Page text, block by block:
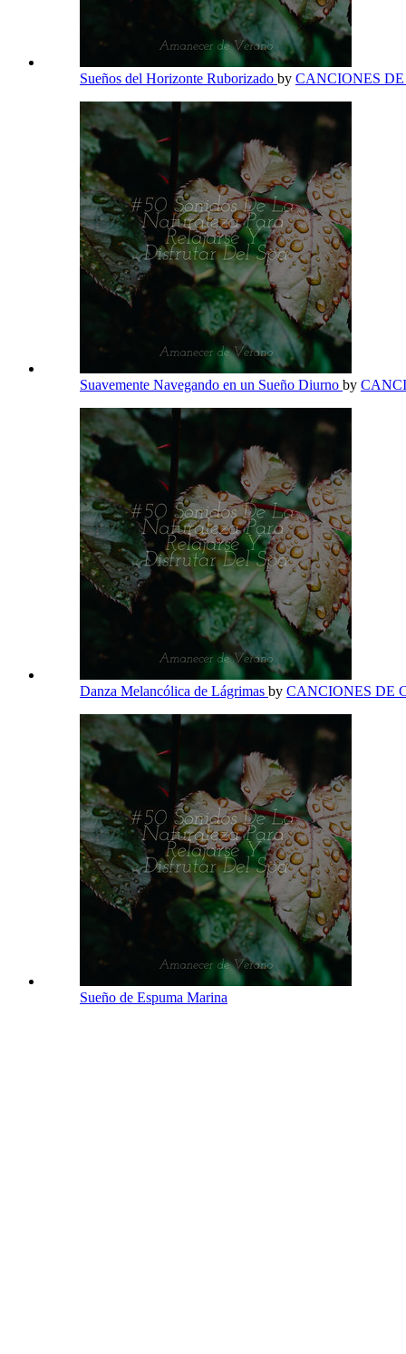
Sueños del Horizonte Ruborizado by CANCIONES
Suavemente Navegando en un Sueño Diurno by
Danza Melancólica de Lágrimas by CANCIONES DE
Sueño de Espuma Marina